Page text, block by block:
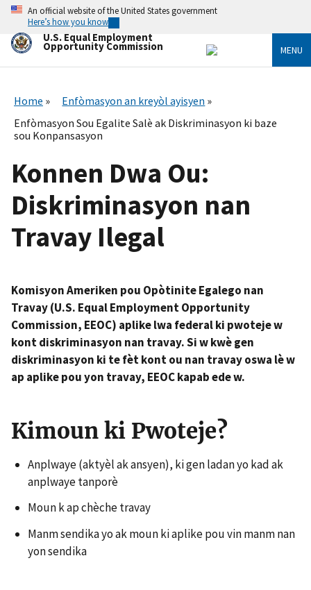
Skip
main
content
An official website of the United States government
Here’s how you know
U.S. Equal Employment
Opportunity Commission MENU
Home
Enfòmasyon an kreyòl ayisyen
Enfòmasyon Sou Egalite Salè ak Diskriminasyon ki baze
sou Konpansasyon
Konnen Dwa Ou:
Diskriminasyon nan
Travay Ilegal
Komisyon Ameriken pou Opòtinite Egalego nan
Travay (U.S. Equal Employment Opportunity
Commission, EEOC) aplike lwa federal ki pwoteje w
kont diskriminasyon nan travay. Si w kwè gen
diskriminasyon ki te fèt kont ou nan travay oswa lè w
ap aplike pou yon travay, EEOC kapab ede w.
Kimoun ki Pwoteje?
Anplwaye (aktyèl ak ansyen), ki gen ladan yo kad ak
anplwaye tanporè
Moun k ap chèche travay
Manm sendika yo ak moun ki aplike pou vin manm nan
yon sendika